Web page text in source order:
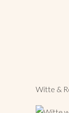
Witte &